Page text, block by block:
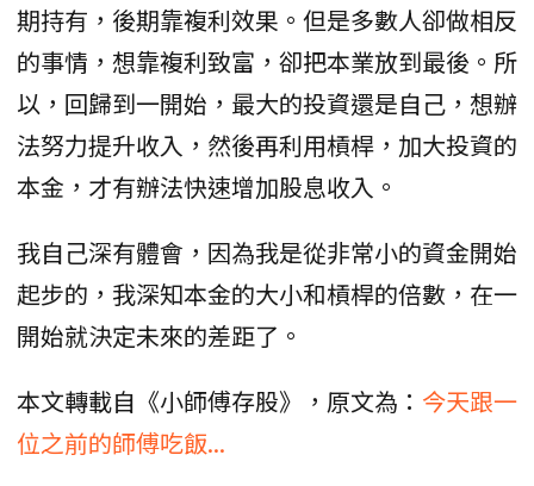
期持有，後期靠複利效果。但是多數人卻做相反
的事情，想靠複利致富，卻把本業放到最後。所
以，回歸到一開始，最大的投資還是自己，想辦
法努力提升收入，然後再利用槓桿，加大投資的
本金，才有辦法快速增加股息收入。
我自己深有體會，因為我是從非常小的資金開始
起步的，我深知本金的大小和槓桿的倍數，在一
開始就決定未來的差距了。
本文轉載自《小師傅存股》，原文為： 今天跟一
位之前的師傅吃飯...